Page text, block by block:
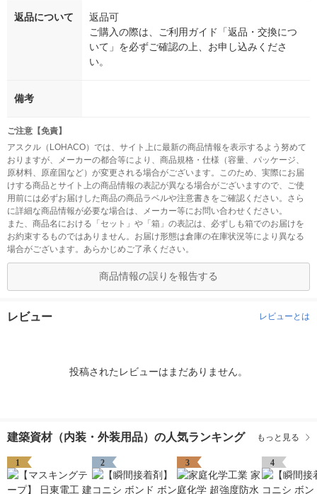
返品について
返品可
ご購入の際は、ご利用ガイド「返品・交換につ
いて」を必ずご確認の上、お申し込みくださ
い。
備考
ご注意【免責】
アスクル（LOHACO）では、サイト上に最新の商品情報を表示するよう努めて
おりますが、メーカーの都合等により、商品規格・仕様（容量、パッケージ、
原材料、原産国など）が変更される場合がございます。このため、実際にお届
けする商品とサイト上の商品情報の表記が異なる場合がございますので、ご使
用前には必ずお届けした商品の商品ラベルや注意書きをご確認ください。さら
に詳細な商品情報が必要な場合は、メーカー等にお問い合わせください。
また、商品名における「セット」や「箱」の表記は、必ずしも箱でのお届けを
お約束するものではありません。お届け形態は倉庫の在庫状況等により異なる
場合がございます。あらかじめご了承ください。
商品情報の誤りを報告する
レビュー レビューとは
投稿されたレビューはまだありません。
建築資材（内装・外装用品）の人気ランキング もっと見る
1 2 3 4